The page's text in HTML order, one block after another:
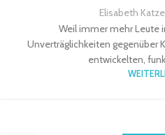
Elisabeth
Weil immer mehr Leute
Unverträglichkeiten gegenüber
entwickelten,